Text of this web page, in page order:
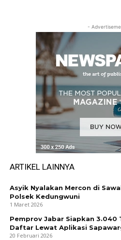
-
ARTIKEL LAINNYA
Asyik Nyalakan Mercon di
Polsek Kedungwuni
1 Maret 2026
Pemprov Jabar Siapkan 3.040
Daftar Lewat Aplikasi
20 Februari 2026